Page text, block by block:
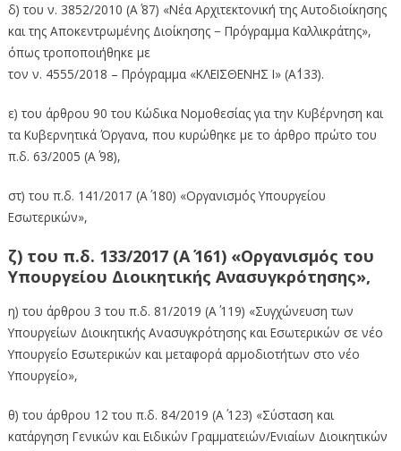
δ) του ν. 3852/2010 (A΄ 87) «Νέα Αρχιτεκτονική της Αυτοδιοίκησης
και της Αποκεντρωμένης Διοίκησης − Πρόγραμμα Καλλικράτης»,
όπως τροποποιήθηκε με
τον ν. 4555/2018 – Πρόγραμμα «ΚΛΕΙΣΘΕΝΗΣ Ι» (Α΄133).
ε) του άρθρου 90 του Κώδικα Νομοθεσίας για την Κυβέρνηση και
τα Κυβερνητικά Όργανα, που κυρώθηκε με το άρθρο πρώτο του
π.δ. 63/2005 (Α΄ 98),
στ) του π.δ. 141/2017 (Α΄ 180) «Οργανισμός Υπουργείου
Εσωτερικών»,
ζ) του π.δ. 133/2017 (Α΄ 161) «Οργανισμός του
Υπουργείου Διοικητικής Ανασυγκρότησης»,
η) του άρθρου 3 του π.δ. 81/2019 (Α΄ 119) «Συγχώνευση των
Υπουργείων Διοικητικής Ανασυγκρότησης και Εσωτερικών σε νέο
Υπουργείο Εσωτερικών και μεταφορά αρμοδιοτήτων στο νέο
Υπουργείο»,
θ) του άρθρου 12 του π.δ. 84/2019 (Α΄ 123) «Σύσταση και
κατάργηση Γενικών και Ειδικών Γραμματειών/Ενιαίων Διοικητικών